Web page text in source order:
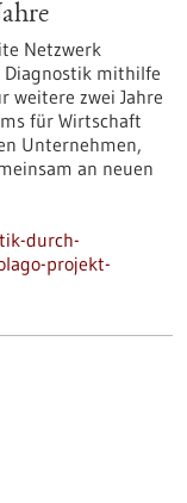
Netzwerk
Diagnostik mithilfe
weitere zwei Jahre
für Wirtschaft
Unternehmen,
an neuen
durch-
projekt-